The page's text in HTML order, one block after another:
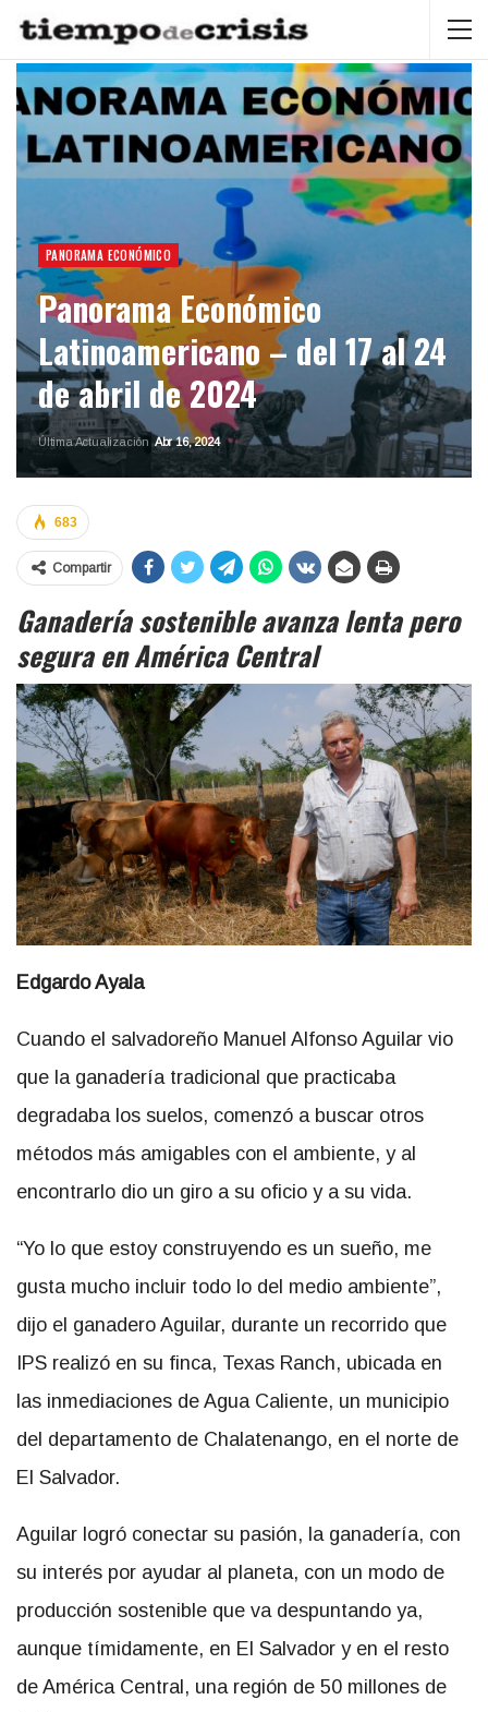
PANORAMA ECONÓMICO
Panorama Económico
Latinoamericano – del 17 al 24
de abril de 2024
Última ActualizaciónAbr 16, 2024
683
Compartir
Ganadería sostenible avanza lenta pero
segura en América Central
Edgardo Ayala
Cuando el salvadoreño Manuel Alfonso Aguilar vio
que la ganadería tradicional que practicaba
degradaba los suelos, comenzó a buscar otros
métodos más amigables con el ambiente, y al
encontrarlo dio un giro a su oficio y a su vida.
“Yo lo que estoy construyendo es un sueño, me
gusta mucho incluir todo lo del medio ambiente”,
dijo el ganadero Aguilar, durante un recorrido que
IPS realizó en su finca, Texas Ranch, ubicada en
las inmediaciones de Agua Caliente, un municipio
del departamento de Chalatenango, en el norte de
El Salvador.
Aguilar logró conectar su pasión, la ganadería, con
su interés por ayudar al planeta, con un modo de
producción sostenible que va despuntando ya,
aunque tímidamente, en El Salvador y en el resto
de América Central, una región de 50 millones de